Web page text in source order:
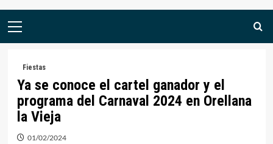
Menú
Fiestas
Ya se conoce el cartel ganador y el
programa del Carnaval 2024 en Orellana
la Vieja
01/02/2024